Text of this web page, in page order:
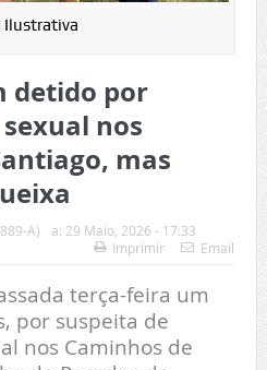
Ilustrativa
detido por
nos
mas
A) a: 29 Maio, 2026 - 17:33
Imprimir
Email
terça-feira um
por suspeita de
nos Caminhos de